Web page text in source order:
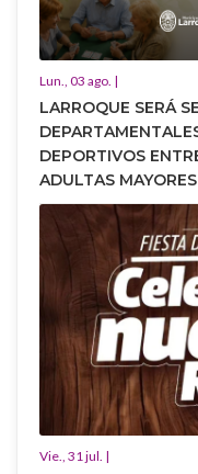
Lun., 03 ago. |
LARROQUE SERÁ
DEPORTIVOS
ADULTAS MAYORES
Vie., 31 jul. |